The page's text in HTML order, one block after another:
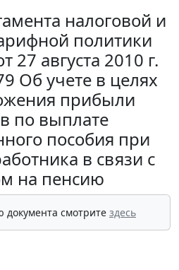
налоговой и
политики
августа 2010 г.
Об учете в целях
прибыли
по выплате
пособия при
в связи с
на пенсию
документа смотрите здесь